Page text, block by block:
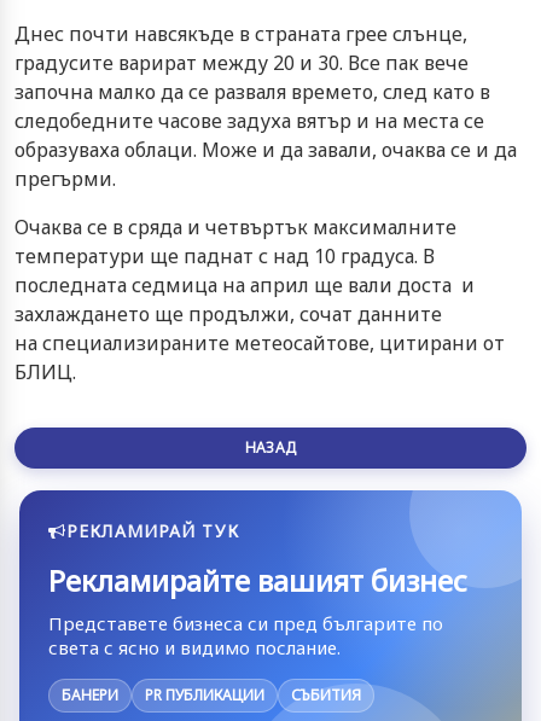
Днес почти навсякъде в страната грее слънце,
градусите варират между 20 и 30. Все пак вече
започна малко да се разваля времето, след като в
следобедните часове задуха вятър и на места се
образуваха облаци. Може и да завали, очаква се и да
прегърми.
Очаква се в сряда и четвъртък максималните
температури ще паднат с над 10 градуса. В
последната седмица на април ще вали доста и
захлаждането ще продължи, сочат данните
на специализираните метеосайтове, цитирани от
БЛИЦ.
НАЗАД
РЕКЛАМИРАЙ ТУК
Рекламирайте вашият бизнес
Представете бизнеса си пред българите по
света с ясно и видимо послание.
БАНЕРИ PR ПУБЛИКАЦИИ СЪБИТИЯ